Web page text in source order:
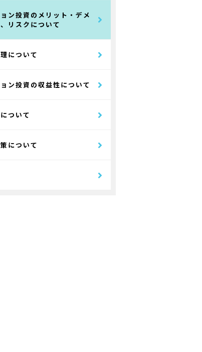
ン投資のメリット・デメ
リスクについて
について
ン投資の収益性について
ついて
について